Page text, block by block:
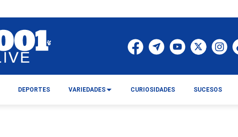
DEPORTES VARIEDADES CURIOSIDADES SUCESOS